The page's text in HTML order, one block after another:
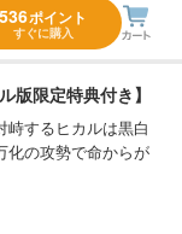
536ポイント
すぐに購入
版限定特典付き】
峙するヒカルは黒白
化の攻勢で命からが